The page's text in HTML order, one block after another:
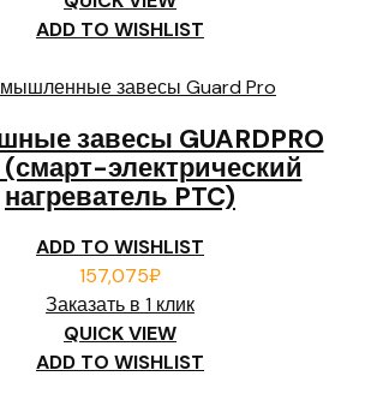
ADD TO WISHLIST
завесы Guard Pro
завесы GUARDPRO
(смарт-электрический
нагреватель PTC)
ADD TO WISHLIST
157,075₽
Заказать в 1 клик
QUICK VIEW
ADD TO WISHLIST